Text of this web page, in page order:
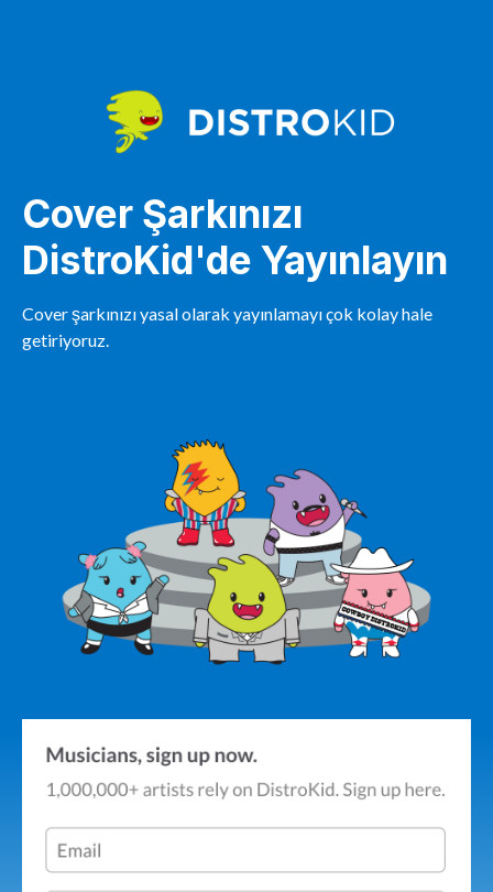
Cover Şarkınızı
DistroKid'de Yayınlayın
Cover şarkınızı yasal olarak yayınlamayı çok kolay hale
getiriyoruz.